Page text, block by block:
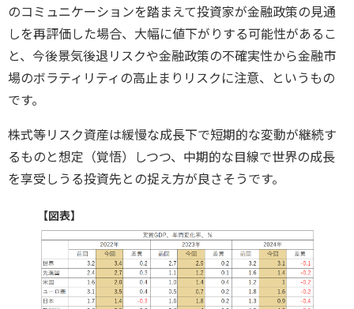
のコミュニケーションを踏まえて投資家が金融政策の見通
しを再評価した場合、大幅に値下がりする可能性があるこ
と、今後景気後退リスクや金融政策の不確実性から金融市
場のボラティリティの高止まりリスクに注意、というもの
です。
株式等リスク資産は緩慢な成長下で短期的な変動が継続す
るものと想定（覚悟）しつつ、中期的な目線で世界の成長
を享受しうる投資先との捉え方が良さそうです。
【図表】